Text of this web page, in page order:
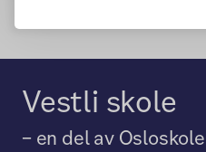
Vestli skole
– en del av